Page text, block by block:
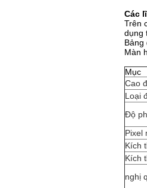
Các
Trên
dụng
Bảng
Màn
Mục
Cao
Loại
Độ
Pixel
Kích
Kích
nghị